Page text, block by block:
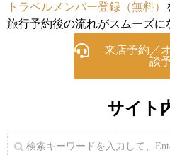
トラベルメンバー登録（無料）
旅行予約後の流れがスムーズに
来店予約／
談
サイト